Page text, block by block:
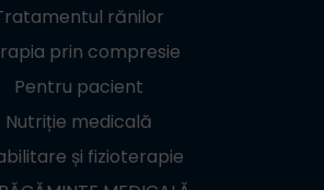
rănilor
prin compresie
Pentru pacient
Nutriție medicală
și fizioterapie